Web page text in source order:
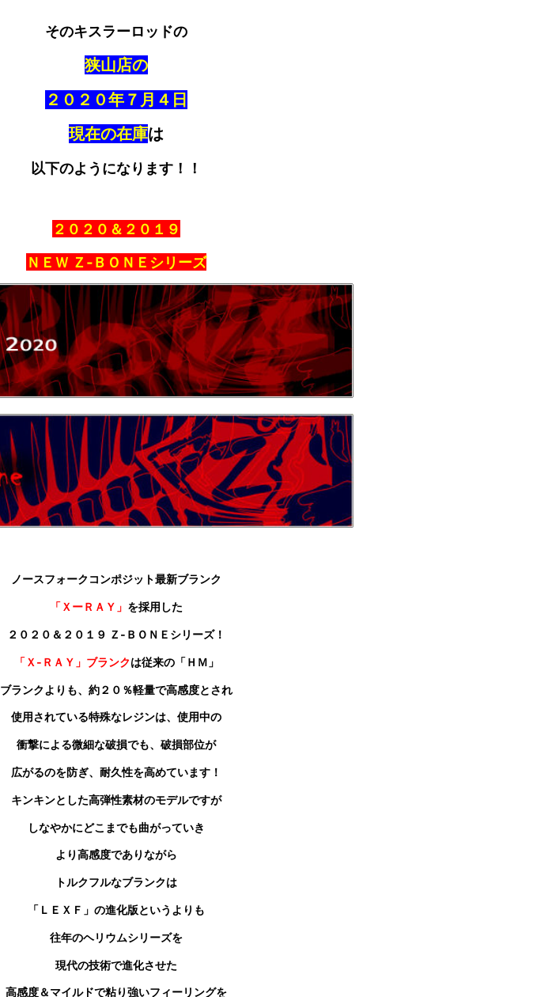
そのキスラーロッドの
狭山店の
２０２０年７月４日
現在の在庫は
以下のようになります！！
２０２０＆２０１９
ＮＥＷ Ｚ‐ＢＯＮＥシリーズ
ノースフォークコンポジット最新ブランク
「ＸーＲＡＹ」 を採用した
２０２０＆２０１９ Ｚ‐ＢＯＮＥシリーズ！
「Ｘ‐ＲＡＹ」ブランクは従来の「ＨＭ」
ブランクよりも、約２０％軽量で高感度とされ
使用されている特殊なレジンは、使用中の
衝撃による微細な破損でも、破損部位が
広がるのを防ぎ、耐久性を高めています！
キンキンとした高弾性素材のモデルですが
しなやかにどこまでも曲がっていき
より高感度でありながら
トルクフルなブランクは
「ＬＥＸＦ」の進化版というよりも
往年のヘリウムシリーズを
現代の技術で進化させた
高感度＆マイルドで粘り強いフィーリングを